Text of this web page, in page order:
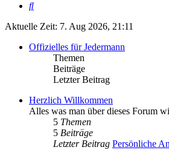
Suche
Aktuelle Zeit: 7. Aug 2026, 21:11
Offizielles für Jedermann
Themen
Beiträge
Letzter Beitrag
Herzlich Willkommen
Alles was man über dieses Forum
5 Themen
5 Beiträge
Letzter Beitrag Persönliche